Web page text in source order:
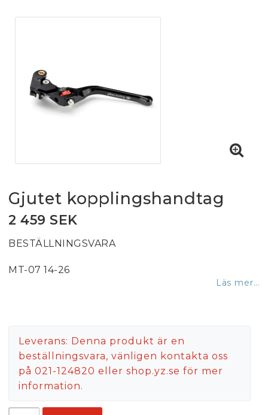
Gjutet kopplingshandtag
2 459 SEK
BESTÄLLNINGSVARA
MT-07 14-26
Läs mer...
Leverans: Denna produkt är en
beställningsvara, vänligen kontakta oss
på 021-124820 eller shop.yz.se för mer
information.